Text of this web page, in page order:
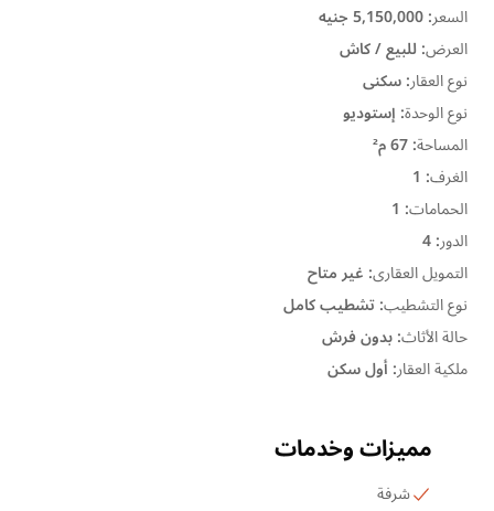
السعر:5,150,000 جنيه
العرض:للبيع / كاش
نوع العقار:سكنى
نوع الوحدة: إستوديو
المساحة:67 م²
الغرف:
1
الحمامات:
1
الدور:
4
التمويل العقارى: غير متاح
نوع التشطيب:تشطيب كامل
حالة الأثاث:بدون فرش
ملكية العقار: أول سكن
مميزات وخدمات
شرفة